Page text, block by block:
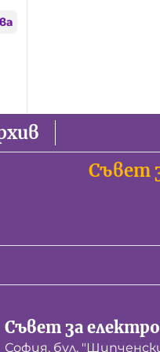
Съвет
Съвет за
София, бул.